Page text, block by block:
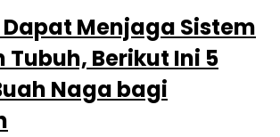
Menjaga Sistem
Tubuh, Berikut Ini 5
Naga bagi